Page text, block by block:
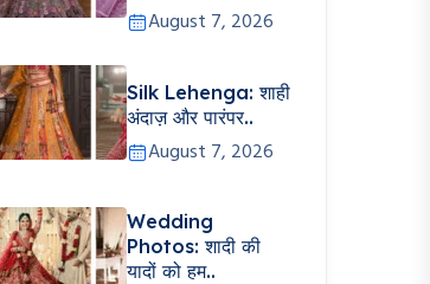
August 7, 2026
Silk Lehenga: शाही
अंदाज़ और पारंपर..
August 7, 2026
Wedding
Photos: शादी की
यादों को हम..